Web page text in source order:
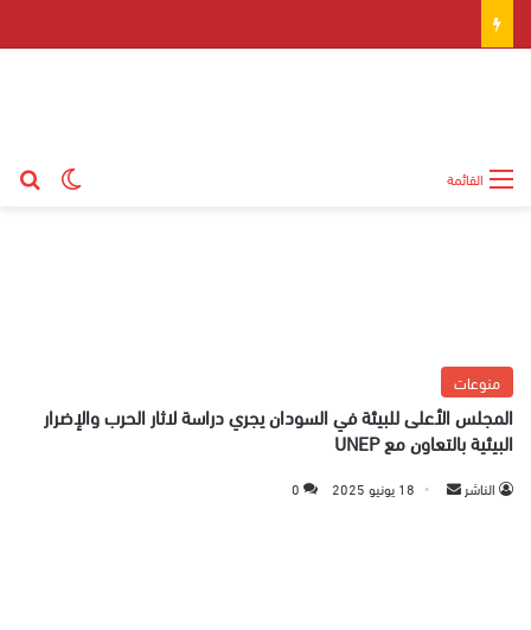
القائمة
منوعات
المجلس الأعلى للبيئة في السودان يجري دراسة لاثار الحرب والإضرار
البيئية بالتعاون مع UNEP
الناشر 18 يونيو 2025 0